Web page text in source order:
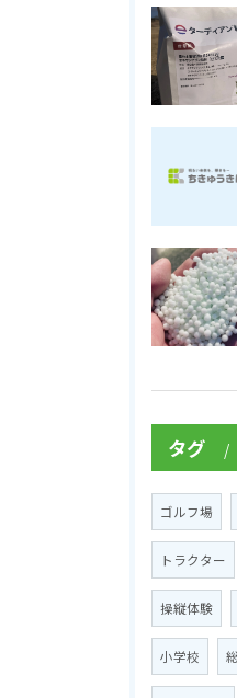
タグ
ゴルフ場
トラクター
操縦体験
小学校